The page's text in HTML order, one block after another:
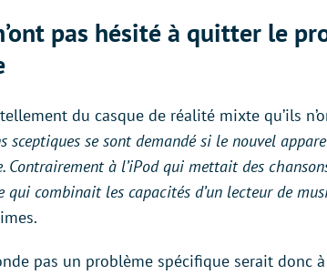
pas hésité à quitter le
du casque de réalité mixte qu’ils
sceptiques se sont demandé si le nouvel
Contrairement à l’iPod qui mettait des
qui combinait les capacités d’un lecteur de
pas un problème spécifique serait donc à